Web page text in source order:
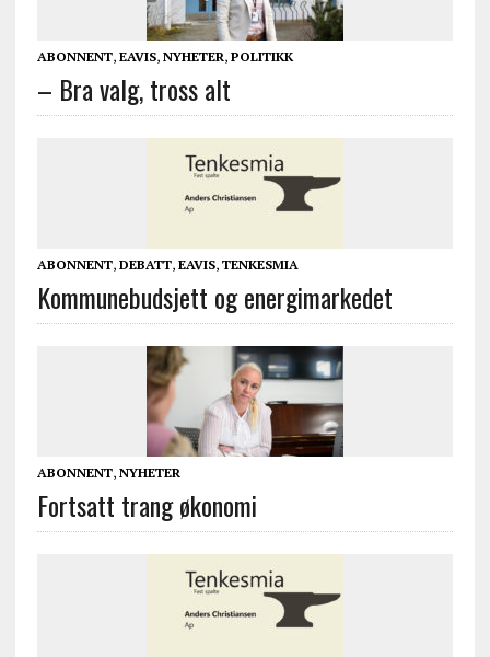
ABONNENT, EAVIS, NYHETER, POLITIKK
– Bra valg, tross alt
ABONNENT, DEBATT, EAVIS, TENKESMIA
Kommunebudsjett og energimarkedet
ABONNENT, NYHETER
Fortsatt trang økonomi